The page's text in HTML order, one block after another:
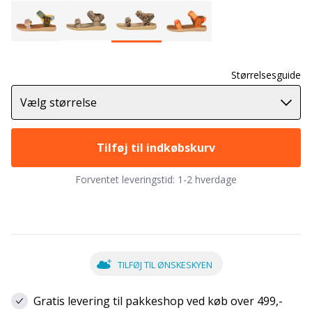
Størrelsesguide
Vælg størrelse
Tilføj til indkøbskurv
Forventet leveringstid: 1-2 hverdage
TILFØJ TIL ØNSKESKYEN
Gratis levering til pakkeshop ved køb over 499,-